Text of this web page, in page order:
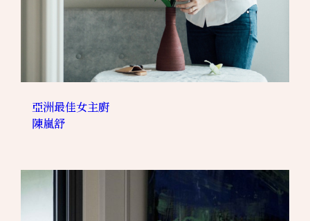
亞洲最佳女主廚
陳嵐舒